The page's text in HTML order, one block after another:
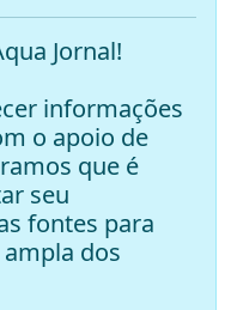
Jornal!
informações
o apoio de
que é
seu
fontes para
dos